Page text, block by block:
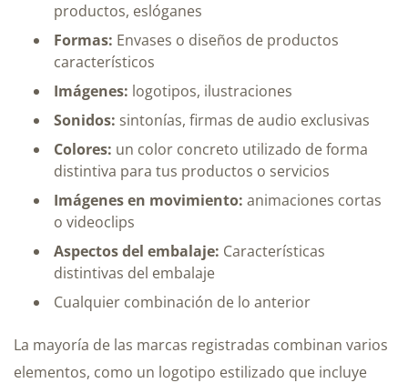
productos, eslóganes
Formas: Envases o diseños de productos
característicos
Imágenes: logotipos, ilustraciones
Sonidos: sintonías, firmas de audio exclusivas
Colores: un color concreto utilizado de forma
distintiva para tus productos o servicios
Imágenes en movimiento: animaciones cortas
o videoclips
Aspectos del embalaje: Características
distintivas del embalaje
Cualquier combinación de lo anterior
La mayoría de las marcas registradas combinan varios
elementos, como un logotipo estilizado que incluye